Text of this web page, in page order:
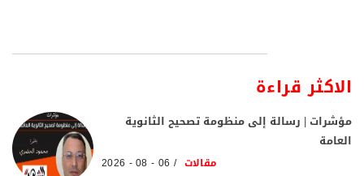
الاكثر قراءة
مؤشرات | رسالة إلى منظومة تصحيح الثانوية
العامة
مقالات 06 - 08 - 2026